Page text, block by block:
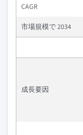
CAGR
市場規模で 2034
成長要因